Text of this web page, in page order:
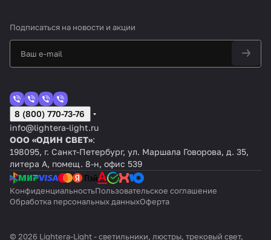
Подписаться на новости и акции
8 (800) 770-73-76
info@lightera-light.ru
ООО «ОДИН СВЕТ»:
198095, г. Санкт-Петербург, ул. Маршала Говорова, д. 35,
литера А, помещ. 8-н, офис 539
КонфиденциальностьПользовательское соглашение
Обработка персональных данныхОферта
© 2026 Lightera-Light - светильники, люстры, трековый свет,